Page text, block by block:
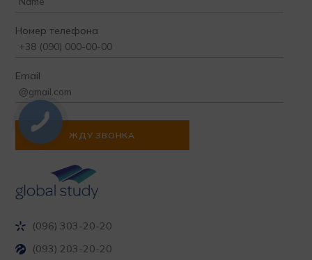
(096) 303-20-20
(093) 203-20-20
Номер телефона
Email